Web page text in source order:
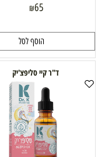
₪65
הוסף לסל
ד"ר קיי סליפצ'יק